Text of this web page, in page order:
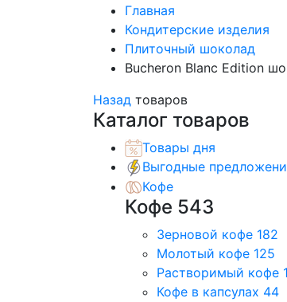
Главная
Кондитерские изделия
Плиточный шоколад
Bucheron Blanc Edition
Назад товаров
Каталог товаров
Товары дня
Выгодные
Кофе
Кофе 543
Зерновой кофе 182
Молотый кофе 125
Растворимый кофе
Кофе в капсулах 44